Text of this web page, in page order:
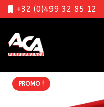
+32 (0)499 32 85 12
PROMO !